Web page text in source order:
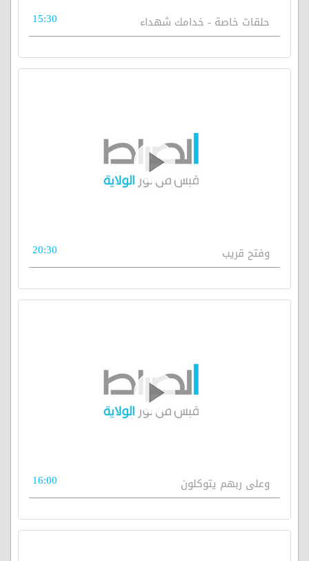
حلقات خاصة - خدامك شهداء 15:30
وفتح قريب 20:30
وعلى ربهم يتوكلون 16:00